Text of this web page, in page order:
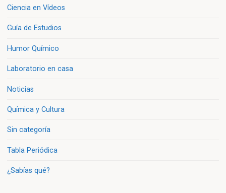
Ciencia en Vídeos
Guía de Estudios
Humor Químico
Laboratorio en casa
Noticias
Química y Cultura
Sin categoría
Tabla Periódica
¿Sabías qué?